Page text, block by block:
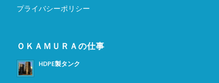
プライバシーポリシー
ＯＫＡＭＵＲＡの仕事
HDPE製タンク